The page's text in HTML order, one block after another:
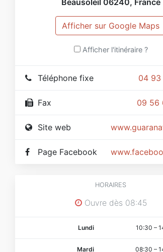
Afficher sur Google Maps
Afficher l'itinéraire ?
04 93
Téléphone fixe
09 56
Fax
Site web
Page Facebook
HORAIRES
Ouvre dès 08:45
Lundi 10:30 –
Mardi 08:30 –